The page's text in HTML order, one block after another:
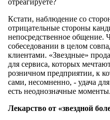
Кстати, наблюдение со
отрицательные стороны
непосредственное общение.
собеседовании в целом
клиентами. «Звездные»
для сервиса, которых
розничном предприятии, к
сами, несомненно, - удача
есть неоднозначные моменты.
Лекарство от «звездной